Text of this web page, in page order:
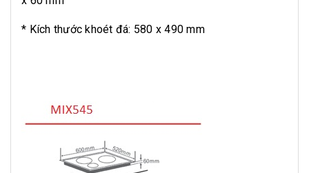
* Kích thước khoét đá: 580 x 490 mm